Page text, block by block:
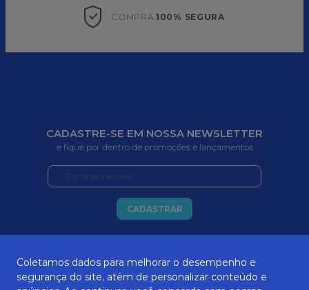
COMPRA 100% SEGURA
CADASTRE-SE EM NOSSA NEWSLETTER
e fique por dentro de promoções e lançamentos
CADASTRAR
Coletamos dados para melhorar o desempenho e
segurança do site, atém de personalizar conteúdo e